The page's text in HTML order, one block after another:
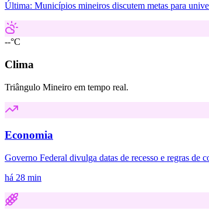
Última: Municípios mineiros discutem metas para
--°C
Clima
Triângulo Mineiro em tempo real.
Economia
Governo Federal divulga datas de recesso e regras de
há 28 min